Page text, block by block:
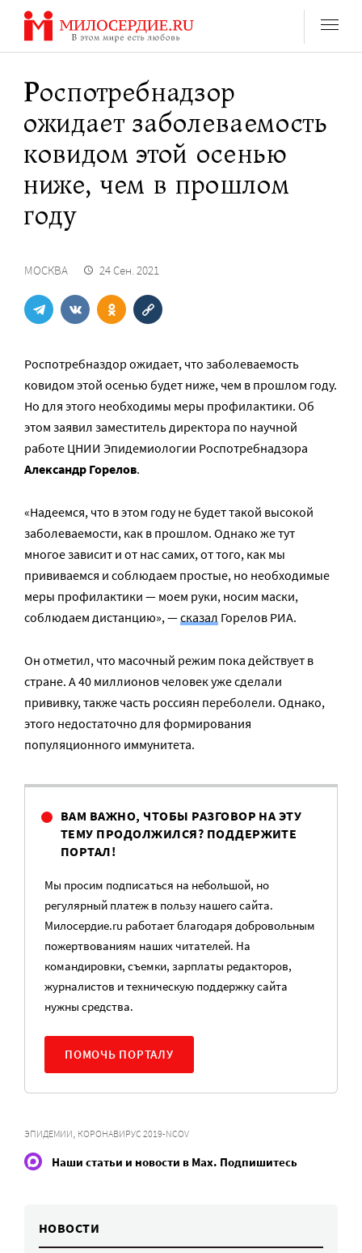
Перейти
содержанию
Роспотребнадзор
ожидает заболеваемость
ковидом этой осенью
ниже, чем в прошлом
году
МОСКВА 24 Сен. 2021
Роспотребназдор ожидает, что заболеваемость
ковидом этой осенью будет ниже, чем в прошлом году.
Но для этого необходимы меры профилактики. Об
этом заявил заместитель директора по научной
работе ЦНИИ Эпидемиологии Роспотребнадзора
Александр Горелов.
«Надеемся, что в этом году не будет такой высокой
заболеваемости, как в прошлом. Однако же тут
многое зависит и от нас самих, от того, как мы
прививаемся и соблюдаем простые, но необходимые
меры профилактики — моем руки, носим маски,
соблюдаем дистанцию», —сказал Горелов РИА.
Он отметил, что масочный режим пока действует в
стране. А 40 миллионов человек уже сделали
прививку, также часть россиян переболели. Однако,
этого недостаточно для формирования
популяционного иммунитета.
ВАМ ВАЖНО, ЧТОБЫ РАЗГОВОР НА ЭТУ
ТЕМУ ПРОДОЛЖИЛСЯ? ПОДДЕРЖИТЕ
ПОРТАЛ!
Мы просим подписаться на небольшой, но
регулярный платеж в пользу нашего сайта.
Милосердие.ru работает благодаря добровольным
пожертвованиям наших читателей. На
командировки, съемки, зарплаты редакторов,
журналистов и техническую поддержку сайта
нужны средства.
ПОМОЧЬ ПОРТАЛУ
ЭПИДЕМИИ, КОРОНАВИРУС 2019-NCOV
Наши статьи и новости в Max. Подпишитесь
НОВОСТИ